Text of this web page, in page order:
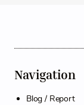
Navigation
Blog / Report